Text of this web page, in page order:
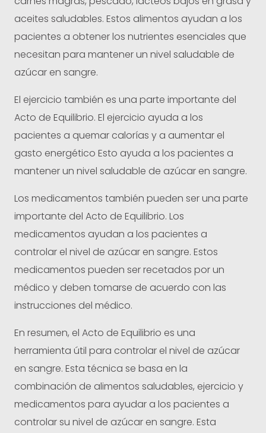
aceites saludables. Estos alimentos ayudan a los
pacientes a obtener los nutrientes esenciales que
necesitan para mantener un nivel saludable de
azúcar en sangre.
El ejercicio también es una parte importante del
Acto de Equilibrio. El ejercicio ayuda a los
pacientes a quemar calorías y a aumentar el
gasto energético Esto ayuda a los pacientes a
mantener un nivel saludable de azúcar en sangre.
Los medicamentos también pueden ser una parte
importante del Acto de Equilibrio. Los
medicamentos ayudan a los pacientes a
controlar el nivel de azúcar en sangre. Estos
medicamentos pueden ser recetados por un
médico y deben tomarse de acuerdo con las
instrucciones del médico.
En resumen, el Acto de Equilibrio es una
herramienta útil para controlar el nivel de azúcar
en sangre. Esta técnica se basa en la
combinación de alimentos saludables, ejercicio y
medicamentos para ayudar a los pacientes a
controlar su nivel de azúcar en sangre. Esta